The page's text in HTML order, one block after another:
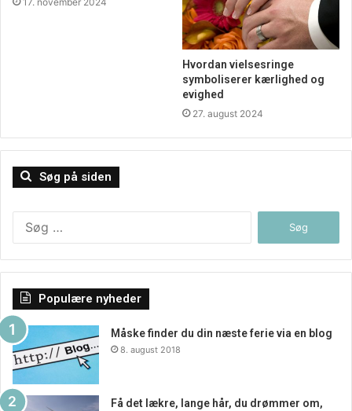
Hvordan vielsesringe
symboliserer kærlighed og
evighed
27. august 2024
Søg på siden
Populære nyheder
Måske finder du din næste ferie via en blog
8. august 2018
Få det lækre, lange hår, du drømmer om,